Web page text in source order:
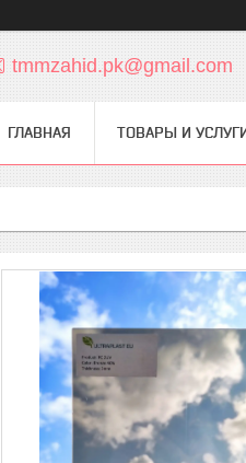
tmmzahid.pk@gmail.com
ГЛАВНАЯ ТОВАРЫ И